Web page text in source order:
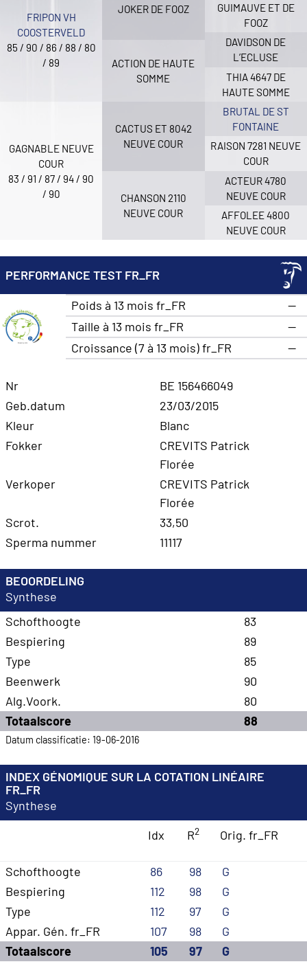
FRIPON VH
COOSTERVELD
85 / 90 / 86 / 88 / 80
/ 89
JOKER DE FOOZ
ACTION DE HAUTE
SOMME
GUIMAUVE ET DE
FOOZ
DAVIDSON DE
L’ECLUSE
THIA 4647 DE
HAUTE SOMME
GAGNABLE NEUVE
COUR
83 / 91 / 87 / 94 / 90
/ 90
CACTUS ET 8042
NEUVE COUR
CHANSON 2110
NEUVE COUR
BRUTAL DE ST
FONTAINE
RAISON 7281 NEUVE
COUR
ACTEUR 4780
NEUVE COUR
AFFOLEE 4800
NEUVE COUR
PERFORMANCE TEST FR_FR
Poids à 13 mois fr_FR
—
Taille à 13 mois fr_FR
—
Croissance (7 à 13 mois) fr_FR
—
Nr
BE 156466049
Geb.datum
23/03/2015
Kleur
Blanc
Fokker
CREVITS Patrick
Florée
Verkoper
CREVITS Patrick
Florée
Scrot.
33,50
Sperma nummer
11117
BEOORDELING
Synthese
Schofthoogte
83
Bespiering
89
Type
85
Beenwerk
90
Alg.Voork.
80
Totaalscore
88
Datum classificatie: 19-06-2016
INDEX GÉNOMIQUE SUR LA COTATION LINÉAIRE
FR_FR
Synthese
Idx
R2 Orig. fr_FR
Schofthoogte 86 98
G
Bespiering
112 98
G
Type
112 97
G
Appar. Gén. fr_FR
107 98
G
Totaalscore
105 97 G